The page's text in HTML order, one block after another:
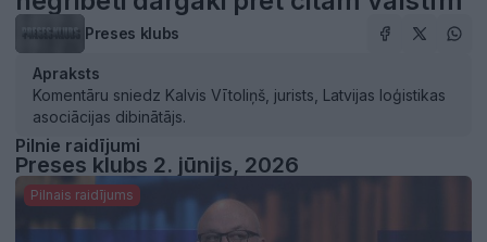
Preses klubs
Apraksts
Komentāru sniedz Kalvis Vītoliņš, jurists, Latvijas loģistikas
asociācijas dibinātājs.
Pilnie raidījumi
Preses klubs 2. jūnijs, 2026
Pilnais raidījums